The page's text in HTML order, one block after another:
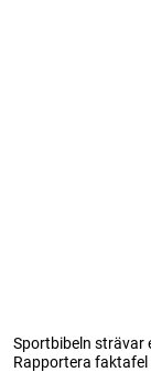
Sportbibeln strävar
Rapportera faktafel